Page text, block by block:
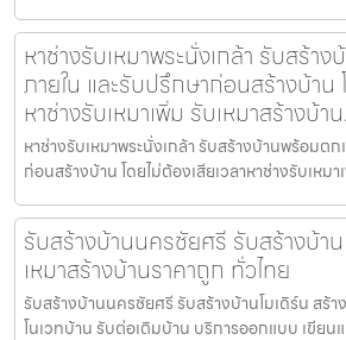
หาช่างรับเหมาพระนั่งเกล้า รับสร้า
ภายใน และรับปรึกษาก่อนสร้างบ้าน
หาช่างรับเหมาเพิ่ม รับเหมาสร้างบ้า
หาช่างรับเหมาพระนั่งเกล้า รับสร้างบ้านพร้อมต
ก่อนสร้างบ้าน โดยไม่ต้องเสียเวลาหาช่างรับเหมา
รับสร้างบ้านนครชัยศรี รับสร้างบ้า
เหมาสร้างบ้านราคาถูก ทั่วไทย
รับสร้างบ้านนครชัยศรี รับสร้างบ้านโมเดิร์น สร้า
โนเวทบ้าน รับต่อเติมบ้าน บริการออกแบบ เขียน